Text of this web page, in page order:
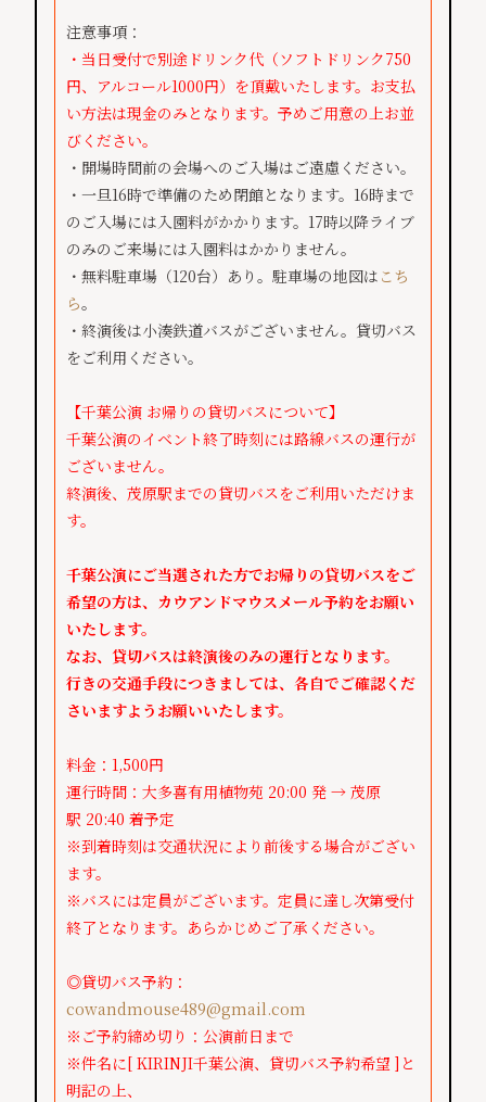
注意事項：
・当日受付で別途ドリンク代（ソフトドリンク750
円、アルコール1000円）を頂戴いたします。お支払
い方法は現金のみとなります。予めご用意の上お並
びください。
・開場時間前の会場へのご入場はご遠慮ください。
​・一旦16時で準備のため閉館となります。 16時まで
のご入場には入園料がかかります。 17時以降ライブ
のみのご来場には入園料はかかりません。
​・無料駐車場（120台）あり。駐車場の地図は こち
ら。
・終演後は小湊鉄道バスがございません。貸切バス
をご利用ください。
【千葉公演 お帰りの貸切バスについて】
千葉公演のイベント終了時刻には路線バスの運行が
ございません。
終演後、茂原駅までの貸切バスをご利用いただけま
す。
千葉公演にご当選された方でお帰りの貸切バスをご
希望の方は、 カウアンドマウスメール予約をお願い
いたします。
なお、貸切バスは終演後のみの運行となります。
行きの交通手段につきましては、 各自でご確認くだ
さいますようお願いいたします。
料金：1,500円
運行時間：大多喜有用植物苑 20:00 発 → 茂原
駅 20:40 着予定
※到着時刻は交通状況により前後する場合がござい
ます。
※バスには定員がございます。 定員に達し次第受付
終了となります。あらかじめご了承ください。
◎貸切バス予約：
cowandmouse489@gmail.com
※ご予約締め切り：公演前日まで
※件名に[ KIRINJI千葉公演、貸切バス予約希望 ]と
明記の上、